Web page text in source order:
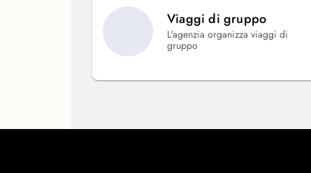
Viaggi di gruppo
L'agenzia organizza viaggi di
gruppo